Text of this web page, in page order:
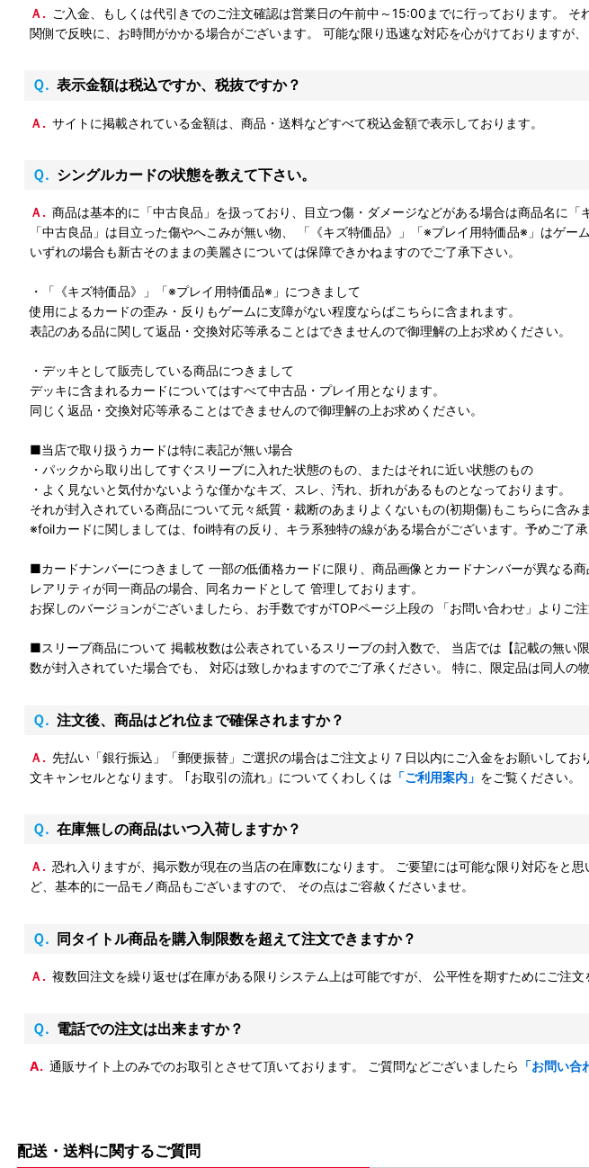
Ａ.ご入金、もしくは代引きでのご注文確認は営業日の午前中～15:00までに行っております。 それまでに上記確認できたものはご入金確認を送付の上で処理しておりますが、 特にご入金に於いて金融機
関側で反映に、お時間がかかる場合がございます。 可能な限り迅速な対応を心がけておりますが
Ｑ.表示金額は税込ですか、税抜ですか？
Ａ.サイトに掲載されている金額は、商品・送料などすべて税込金額で表示しております。
Ｑ.シングルカードの状態を教えて下さい。
Ａ.商品は基本的に「中古良品」を扱っており、目立つ傷・ダメージなどがある場合は商品名に
「中古良品」は目立った傷やへこみが無い物、 「《キズ特価品》」「※プレイ用特価品※」はゲー
いずれの場合も新古そのままの美麗さについては保障できかねますのでご了承下さい。
・「《キズ特価品》」「※プレイ用特価品※」につきまして
使用によるカードの歪み・反りもゲームに支障がない程度ならばこちらに含まれます。
表記のある品に関して返品・交換対応等承ることはできませんので御理解の上お求めください。
・デッキとして販売している商品につきまして
デッキに含まれるカードについてはすべて中古品・プレイ用となります。
同じく返品・交換対応等承ることはできませんので御理解の上お求めください。
■当店で取り扱うカードは特に表記が無い場合
・パックから取り出してすぐスリーブに入れた状態のもの、またはそれに近い状態のもの
・よく見ないと気付かないような僅かなキズ、スレ、汚れ、折れがあるものとなっております。
それが封入されている商品について元々紙質・裁断のあまりよくないもの(初期傷)もこちらに含みま
※foilカードに関しましては、foil特有の反り、キラ系独特の線がある場合がございます。予めご了承
■カードナンバーにつきまして 一部の低価格カードに限り、商品画像とカードナンバーが異なる商
レアリティが同一商品の場合、同名カードとして 管理しております。
お探しのバージョンがございましたら、お手数ですがTOPページ上段の 「お問い合わせ」よりご
■スリーブ商品について 掲載枚数は公表されているスリーブの封入数で、 当店では【記載の無
数が封入されていた場合でも、 対応は致しかねますのでご了承ください。 特に、限定品は同人の
Ｑ.注文後、商品はどれ位まで確保されますか？
Ａ.先払い「銀行振込」「郵便振替」ご選択の場合はご注文より７日以内にご入金をお願いしております。 期間内に上記ご入金がいただけない場合や、ご入力情報の不備などで発送が出来ない場合はご注
文キャンセルとなります。 ｢お取引の流れ」についてくわしくは 「ご利用案内」 をご覧ください。
Ｑ.在庫無しの商品はいつ入荷しますか？
Ａ.恐れ入りますが、掲示数が現在の当店の在庫数になります。 ご要望には可能な限り対応をと
ど、基本的に一品モノ商品もございますので、 その点はご容赦くださいませ。
Ｑ.同タイトル商品を購入制限数を超えて注文できますか？
Ａ.複数回注文を繰り返せば在庫がある限りシステム上は可能ですが、 公平性を期すためにご注
Ｑ.電話での注文は出来ますか？
A.通販サイト上のみでのお取引とさせて頂いております。 ご質問などございましたら 「お問い合
配送・送料に関するご質問